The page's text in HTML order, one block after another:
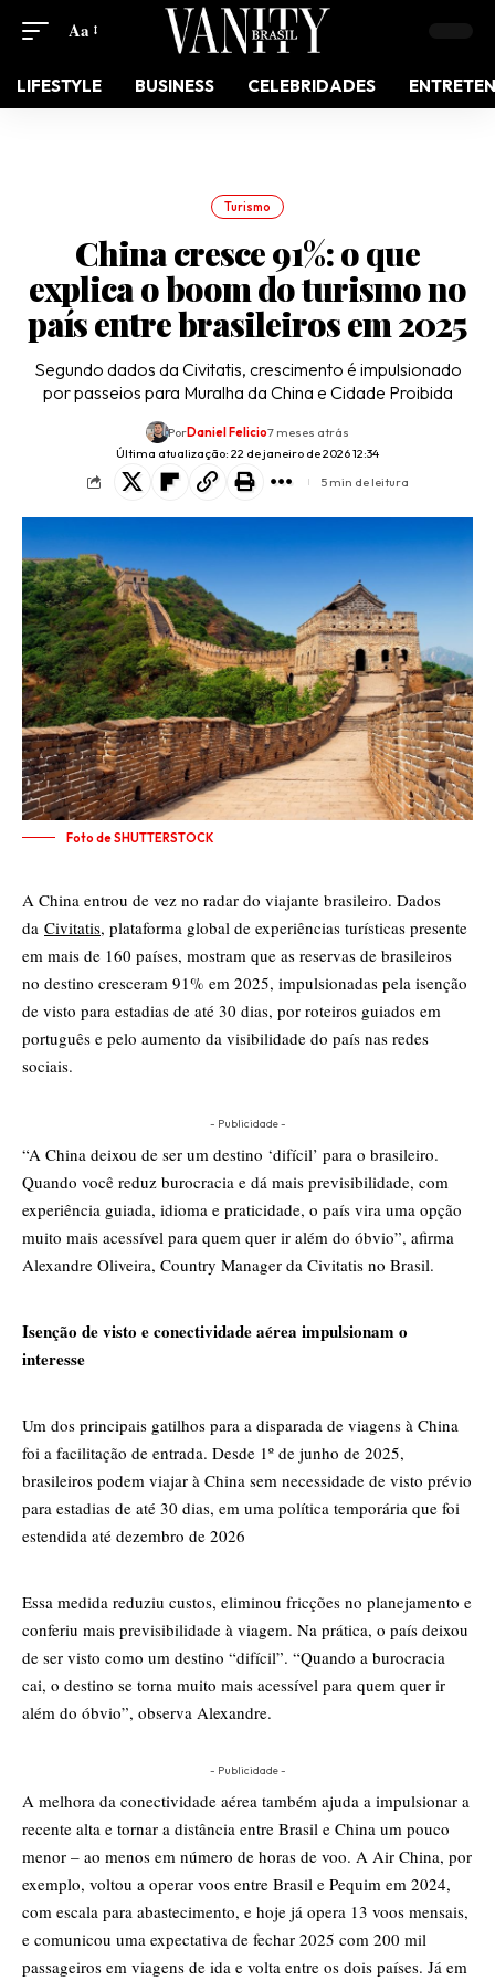
Aa
LIFESTYLE BUSINESS CELEBRIDADES
Turismo
China cresce 91%: o que
explica o boom do turismo no
país entre brasileiros em 2025
Segundo dados da Civitatis, crescimento é impulsionado
por passeios para Muralha da China e Cidade Proibida
Última atualização: 22 de janeiro de 2026 12:34
PorDaniel Felicio7 meses atrás
5 min de leitura
Foto de SHUTTERSTOCK
A China entrou de vez no radar do viajante brasileiro. Dados
da Civitatis, plataforma global de experiências turísticas presente
em mais de 160 países, mostram que as reservas de brasileiros
no destino cresceram 91% em 2025, impulsionadas pela isenção
de visto para estadias de até 30 dias, por roteiros guiados em
português e pelo aumento da visibilidade do país nas redes
sociais.
- Publicidade -
“A China deixou de ser um destino ‘difícil’ para o brasileiro.
Quando você reduz burocracia e dá mais previsibilidade, com
experiência guiada, idioma e praticidade, o país vira uma opção
muito mais acessível para quem quer ir além do óbvio”, afirma
Alexandre Oliveira, Country Manager da Civitatis no Brasil.
Isenção de visto e conectividade aérea impulsionam o
interesse
Um dos principais gatilhos para a disparada de viagens à China
foi a facilitação de entrada. Desde 1º de junho de 2025,
brasileiros podem viajar à China sem necessidade de visto prévio
para estadias de até 30 dias, em uma política temporária que foi
estendida até dezembro de 2026
Essa medida reduziu custos, eliminou fricções no planejamento e
conferiu mais previsibilidade à viagem. Na prática, o país deixou
de ser visto como um destino “difícil”. “Quando a burocracia
cai, o destino se torna muito mais acessível para quem quer ir
além do óbvio”, observa Alexandre.
- Publicidade -
A melhora da conectividade aérea também ajuda a impulsionar a
recente alta e tornar a distância entre Brasil e China um pouco
menor – ao menos em número de horas de voo. A Air China, por
exemplo, voltou a operar voos entre Brasil e Pequim em 2024,
com escala para abastecimento, e hoje já opera 13 voos mensais,
e comunicou uma expectativa de fechar 2025 com 200 mil
passageiros em viagens de ida e volta entre os dois países. Já em